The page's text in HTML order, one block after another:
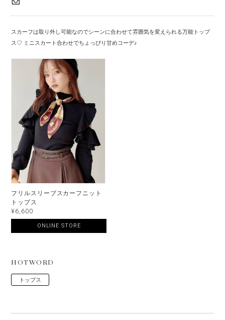
スカーフは取り外し可能なのでシーンに合わせて雰囲気を変えられる万能トップ
ス♡ ミニスカート合わせでちょっぴり甘めコーデ♪
フリルスリーブスカーフニット
トップス
¥6,600
ONLINE STORE
HOTWORD
トップス